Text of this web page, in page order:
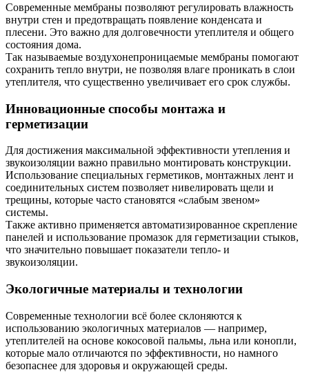
Современные мембраны позволяют регулировать влажность
внутри стен и предотвращать появление конденсата и
плесени. Это важно для долговечности утеплителя и общего
состояния дома.
Так называемые воздухонепроницаемые мембраны помогают
сохранить тепло внутри, не позволяя влаге проникать в слои
утеплителя, что существенно увеличивает его срок службы.
Инновационные способы монтажа и
герметизации
Для достижения максимальной эффективности утепления и
звукоизоляции важно правильно монтировать конструкции.
Использование специальных герметиков, монтажных лент и
соединительных систем позволяет нивелировать щели и
трещины, которые часто становятся «слабым звеном»
системы.
Также активно применяется автоматизированное скрепление
панелей и использование промазок для герметизации стыков,
что значительно повышает показатели тепло- и
звукоизоляции.
Экологичные материалы и технологии
Современные технологии всё более склоняются к
использованию экологичных материалов — например,
утеплителей на основе кокосовой пальмы, льна или конопли,
которые мало отличаются по эффективности, но намного
безопаснее для здоровья и окружающей среды.